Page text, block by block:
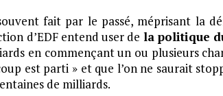
fait par le passé, méprisant la
d’EDF entend user de la politique
en commençant un ou plusieurs
est parti » et que l’on ne saurait
de milliards.